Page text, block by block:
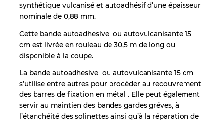
synthétique vulcanisé et autoadhésif d’une épaisseur
nominale de 0,88 mm.
Cette bande autoadhesive ou autovulcanisante 15
cm est livrée en rouleau de 30,5 m de long ou
disponible à la coupe.
La bande autoadhesive ou autovulcanisante 15 cm
s’utilise entre autres pour procéder au recouvrement
des barres de fixation en métal . Elle peut également
servir au maintien des bandes gardes gréves, à
l’étanchéité des solinettes ainsi qu’à la réparation de